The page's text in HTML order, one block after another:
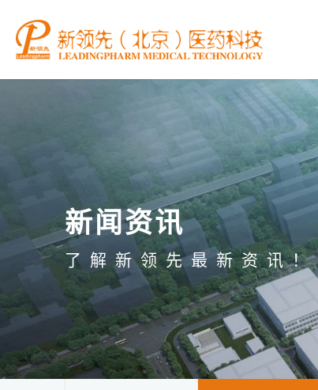
新闻资讯
了解新领先最新资讯！